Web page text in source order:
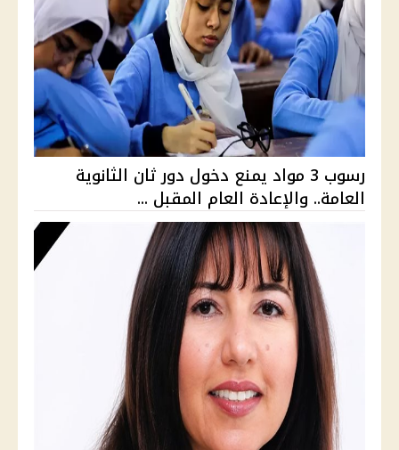
رسوب 3 مواد يمنع دخول دور ثان الثانوية
العامة.. والإعادة العام المقبل ...